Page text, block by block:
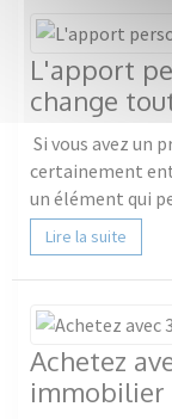
L'apport
change
Si vous avez un
certainement
un élément qui
Lire la suite
Achetez